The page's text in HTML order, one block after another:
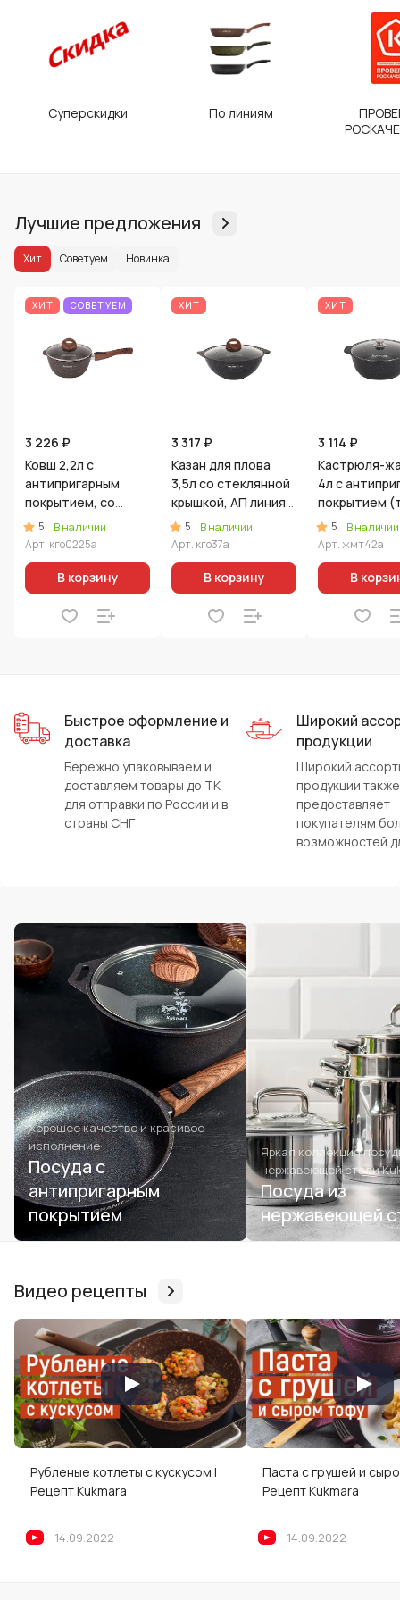
Суперскидки По линиям
Лучшие предложения
Хит Советуем Новинка
ХИТ СОВЕТУЕМ
3 226 ₽
Ковш 2,2л с
антипригарным
покрытием, со
съемной ручкой, ст.
крышкой, линия
(Оригинальный)
5
В наличии
Арт. кго0225а
В корзину
ХИТ
3 317 ₽
Казан для плова
3,5л со стеклянной
крышкой, АП линия
«Гранит Ультра»
(Оригинальный)
5
В наличии
Арт. кго37а
В корзину
ХИТ
3 114 ₽
Кастрюля-
4л с
покрытием
мрамор) со
стеклянной
5
В наличии
Арт.жмт42а
В
Быстрое оформление и
доставка
Бережно упаковываем и
доставляем товары до ТК
для отправки по России и в
страны СНГ
Широкий
продукции
Широкий
продукции также
предоставляет
покупателям
возможностей
Хорошее качество и красивое
исполнение
Посуда с
антипригарным
покрытием
Яркая коллекция
нержавеющей стали
Посуда из
нержавеющей
Видео рецепты
Рубленые котлеты с кускусом |
Рецепт Kukmara
14.09.2022
Паста с грушей и
Рецепт Kukmara
14.09.2022